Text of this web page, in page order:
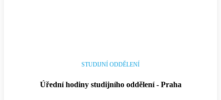
STUDIJNÍ ODDĚLENÍ
Úřední hodiny studijního oddělení - Praha